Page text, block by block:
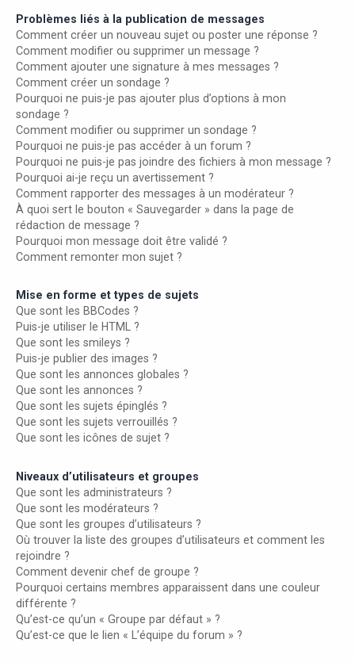
Problèmes liés à la publication de messages
Comment créer un nouveau sujet ou poster une réponse ?
Comment modifier ou supprimer un message ?
Comment ajouter une signature à mes messages ?
Comment créer un sondage ?
Pourquoi ne puis-je pas ajouter plus d’options à mon
sondage ?
Comment modifier ou supprimer un sondage ?
Pourquoi ne puis-je pas accéder à un forum ?
Pourquoi ne puis-je pas joindre des fichiers à mon message ?
Pourquoi ai-je reçu un avertissement ?
Comment rapporter des messages à un modérateur ?
À quoi sert le bouton « Sauvegarder » dans la page de
rédaction de message ?
Pourquoi mon message doit être validé ?
Comment remonter mon sujet ?
Mise en forme et types de sujets
Que sont les BBCodes ?
Puis-je utiliser le HTML ?
Que sont les smileys ?
Puis-je publier des images ?
Que sont les annonces globales ?
Que sont les annonces ?
Que sont les sujets épinglés ?
Que sont les sujets verrouillés ?
Que sont les icônes de sujet ?
Niveaux d’utilisateurs et groupes
Que sont les administrateurs ?
Que sont les modérateurs ?
Que sont les groupes d’utilisateurs ?
Où trouver la liste des groupes d’utilisateurs et comment les
rejoindre ?
Comment devenir chef de groupe ?
Pourquoi certains membres apparaissent dans une couleur
différente ?
Qu’est-ce qu’un « Groupe par défaut » ?
Qu’est-ce que le lien « L’équipe du forum » ?